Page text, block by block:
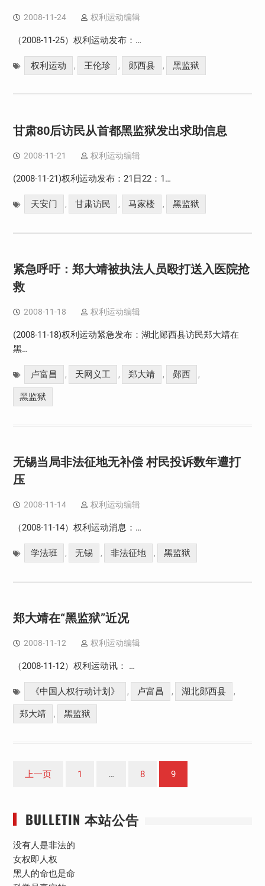
2008-11-24 权利运动编辑
（2008-11-25）权利运动发布：…
权利运动 , 王伦珍 , 郧西县 , 黑监狱
甘肃80后访民从首都黑监狱发出求助信息
2008-11-21 权利运动编辑
(2008-11-21)权利运动发布：21日22：1…
天安门 , 甘肃访民 , 马家楼 , 黑监狱
紧急呼吁：郑大靖被执法人员殴打送入医院抢
救
2008-11-18 权利运动编辑
(2008-11-18)权利运动紧急发布：湖北郧西县访民郑大靖在
黑…
卢富昌 , 天网义工 , 郑大靖 , 郧西 ,
黑监狱
无锡当局非法征地无补偿 村民投诉数年遭打
压
2008-11-14 权利运动编辑
（2008-11-14）权利运动消息：…
学法班 , 无锡 , 非法征地 , 黑监狱
郑大靖在“黑监狱”近况
2008-11-12 权利运动编辑
（2008-11-12）权利运动讯： …
《中国人权行动计划》 , 卢富昌 , 湖北郧西县 ,
郑大靖 , 黑监狱
页
上一页 1 … 8 9
BULLETIN 本站公告
没有人是非法的
女权即人权
黑人的命也是命